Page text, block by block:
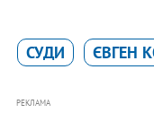
СУДИ ЄВГЕН
РЕКЛАМА